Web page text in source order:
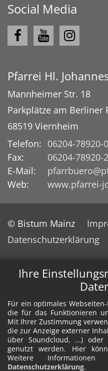
Ihre
Für ein optimales
die für das Funktionieren
Mit Ihrer Zustimmung
die zur Anzeige externer
über Soundcloud, ...) oder
genutzt werden. Hier
Weitere
Datenschutzerklärung.
Social Media
Pfarrei Hl.
Mannheimer Str. 18
Parkplätze am Berliner
68519 Viernheim
Telefon: 06204-78920-0
Fax:
06204-78920-
E-Mail:
Web:
www.pfarrei-
© Bistum Mainz
Datenschutzerklärung